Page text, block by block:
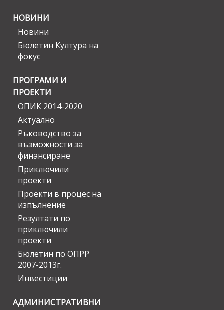
НОВИНИ
Новини
Бюлетин Култура на
фокус
ПРОГРАМИ И
ПРОЕКТИ
ОПИК 2014-2020
Актуално
Ръководство за
възможности за
финансиране
Приключили
проекти
Проекти в процес на
изпълнение
Резултати по
приключили
проекти
Бюлетин по ОПРР
2007-2013г.
Инвестиции
АДМИНИСТРАТИВНИ